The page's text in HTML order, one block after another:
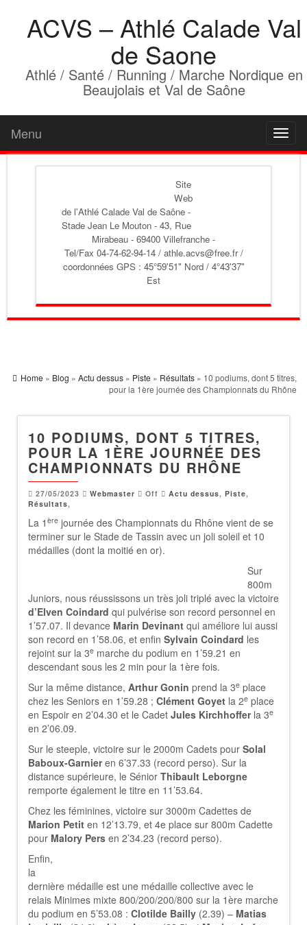
ACVS – Athlé Calade Val
de Saone
Athlé / Santé / Running / Marche Nordique en
Beaujolais et Val de Saône
Menu
Site
Web
de l'Athlé Calade Val de Saône -
Stade Jean Le Mouton - 43, Rue
Mirabeau - 69400 Villefranche -
Tel/Fax 04-74-62-94-14 / athle.acvs@free.fr /
coordonnées GPS : 45°59'51" Nord / 4°43'37"
Est
Home » Blog » Actu dessus » Piste » Résultats » 10 podiums, dont 5 titres,
pour la 1ère journée des Championnats du Rhône
10 PODIUMS, DONT 5 TITRES,
POUR LA 1ÈRE JOURNÉE DES
CHAMPIONNATS DU RHÔNE
27/05/2023 Webmaster Off Actu dessus, Piste,
Résultats,
La 1 ère journée des Championnats du Rhône vient de se
terminer sur le Stade de Tassin avec un joli soleil et 10
médailles (dont la moitié en or).
Sur
800m
Juniors, nous réussissons un très joli triplé avec la victoire
d’Elven Coindard qui pulvérise son record personnel en
1’57.07. Il devance Marin Devinant qui améliore lui aussi
son record en 1’58.06, et enfin Sylvain Coindard les
rejoint sur la 3e marche du podium en 1’59.21 en
descendant sous les 2 min pour la 1ère fois.
Sur la même distance, Arthur Gonin prend la 3e place
chez les Seniors en 1’59.28 ; Clément Goyet la 2e place
en Espoir en 2’04.30 et le Cadet Jules Kirchhofferla 3e
en 2’06.09.
Sur le steeple, victoire sur le 2000m Cadets pour Solal
Baboux-Garnieren 6’37.33 (record perso). Sur la
distance supérieure, le Sénior Thibault Leborgne
remporte également le titre en 11’53.64.
Chez les féminines, victoire sur 3000m Cadettes de
Marion Petit en 12’13.79, et 4e place sur 800m Cadette
pour Malory Pers en 2’34.23 (record perso).
Enfin,
la
dernière médaille est une médaille collective avec le
relais Minimes mixte 800/200/200/800 sur la 1ère marche
du podium en 5’53.08 : Clotilde Bailly (2.39) – Matias